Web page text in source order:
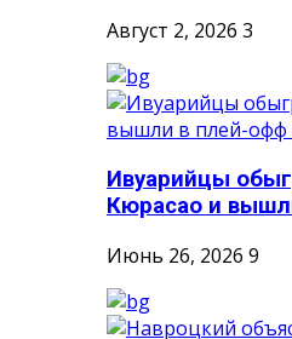
Август 2, 2026 3
Ивуарийцы
Кюрасао и
Июнь 26, 2026 9